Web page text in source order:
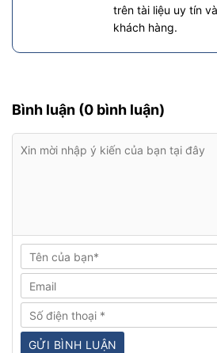
trên tài liệu uy tín
khách hàng.
Bình luận (0 bình luận)